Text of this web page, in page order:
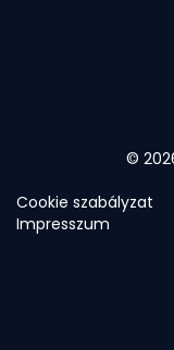
©
Cookie szabályzat
Impresszum